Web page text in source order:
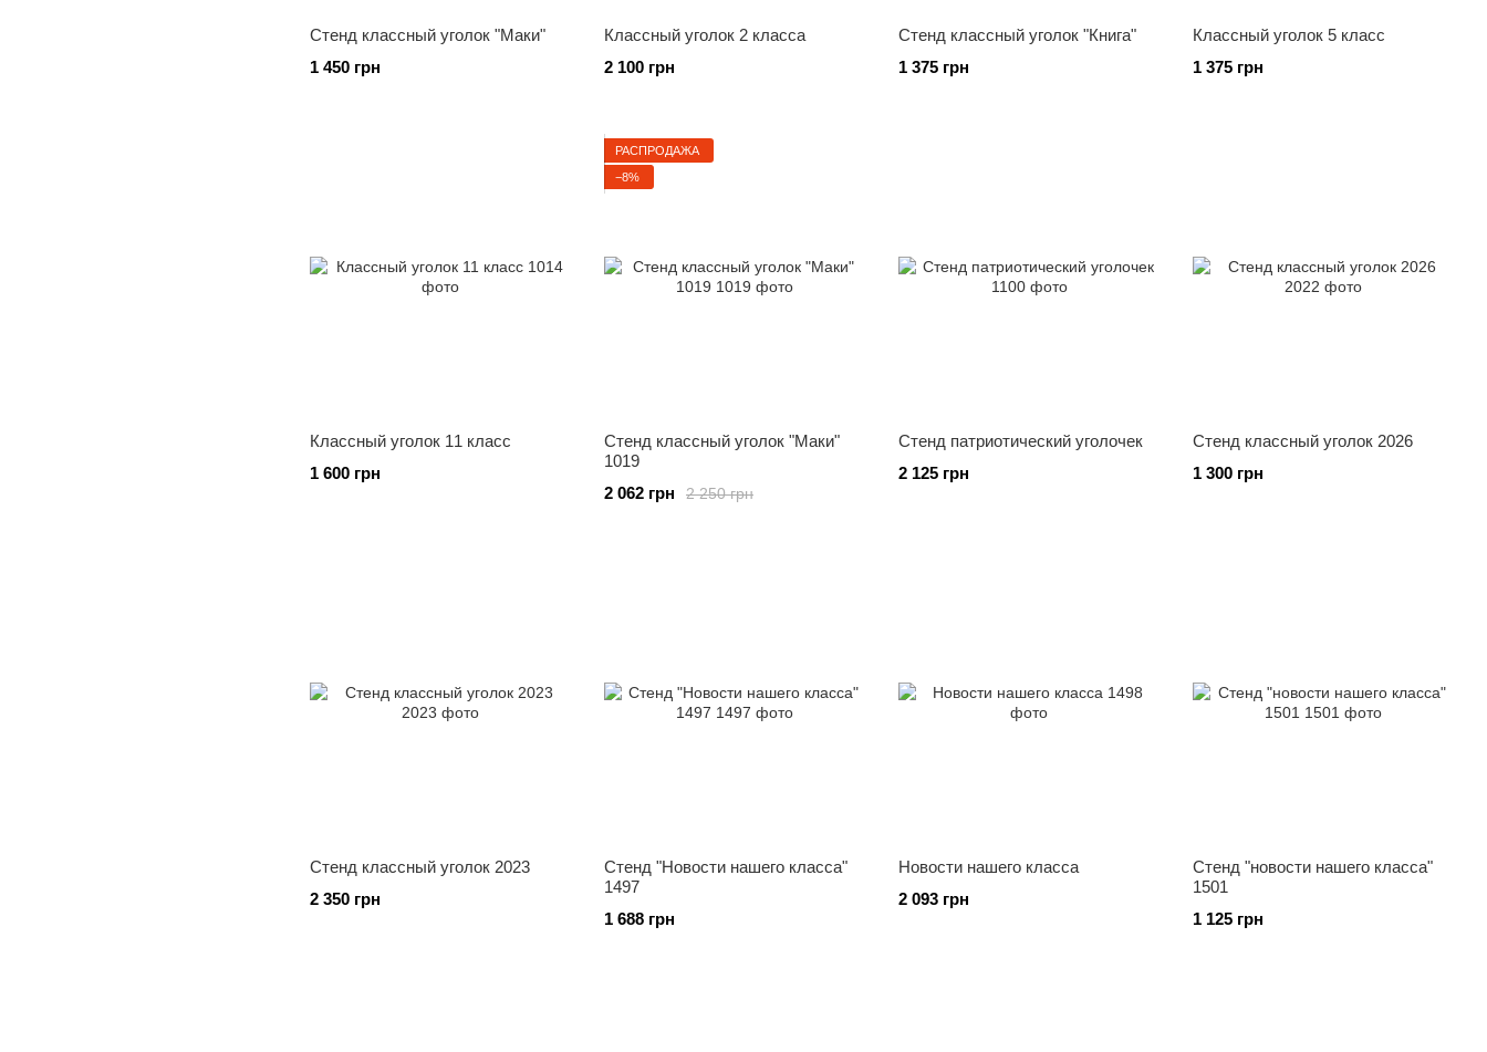
Стенд классный уголок "Маки"
1 450 грн
Классный уголок 2 класса
2 100 грн
Стенд классный уголок "Книга"
1 375 грн
Классный уголок 5 класс
1 375 грн
Классный уголок 11 класс
1 600 грн
РАСПРОДАЖА
−8%
Стенд классный уголок "Маки"
1019
2 250 грн
2 062 грн
Стенд патриотический уголочек
2 125 грн
Стенд классный уголок 2026
1 300 грн
Стенд классный уголок 2023
2 350 грн
Стенд "Новости нашего класса"
1497
1 688 грн
Новости нашего класса
2 093 грн
Стенд "новости нашего класса"
1501
1 125 грн